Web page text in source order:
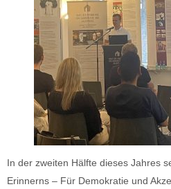
In der zweiten Hälfte dieses Jahres
Erinnerns – Für Demokratie und